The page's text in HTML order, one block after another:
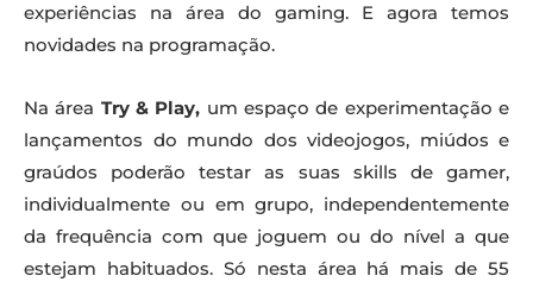
experiências na área do gaming. E agora temos
novidades na programação.
Na área Try & Play, um espaço de experimentação e
lançamentos do mundo dos videojogos, miúdos e
graúdos poderão testar as suas skills de gamer,
individualmente ou em grupo, independentemente
da frequência com que joguem ou do nível a que
estejam habituados. Só nesta área há mais de 55